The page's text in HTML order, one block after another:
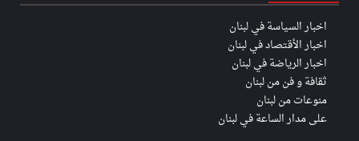
اخبار السياسة في لبنان
اخبار الأقتصاد في لبنان
اخبار الرياضة في لبنان
ثقافة و فن من لبنان
منوعات من لبنان
على مدار الساعة في لبنان